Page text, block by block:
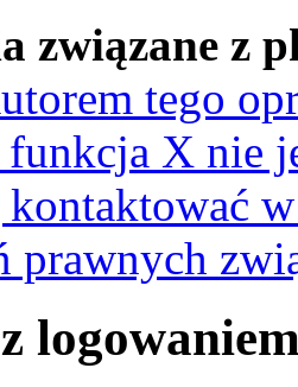
związane z
tego
X nie
prawnych